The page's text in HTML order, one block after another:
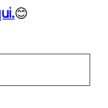
😊